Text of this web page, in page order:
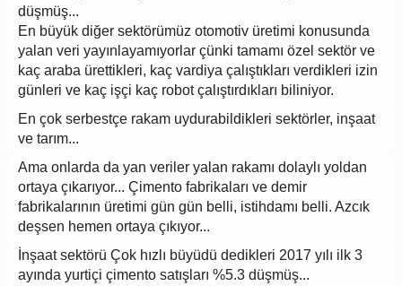
düşmüş...
En büyük diğer sektörümüz otomotiv üretimi konusunda
yalan veri yayınlayamıyorlar çünki tamamı özel sektör ve
kaç araba ürettikleri, kaç vardiya çalıştıkları verdikleri izin
günleri ve kaç işçi kaç robot çalıştırdıkları biliniyor.
En çok serbestçe rakam uydurabildikleri sektörler, inşaat
ve tarım...
Ama onlarda da yan veriler yalan rakamı dolaylı yoldan
ortaya çıkarıyor... Çimento fabrikaları ve demir
fabrikalarının üretimi gün gün belli, istihdamı belli. Azcık
deşsen hemen ortaya çıkıyor...
İnşaat sektörü Çok hızlı büyüdü dedikleri 2017 yılı ilk 3
ayında yurtiçi çimento satışları %5.3 düşmüş...